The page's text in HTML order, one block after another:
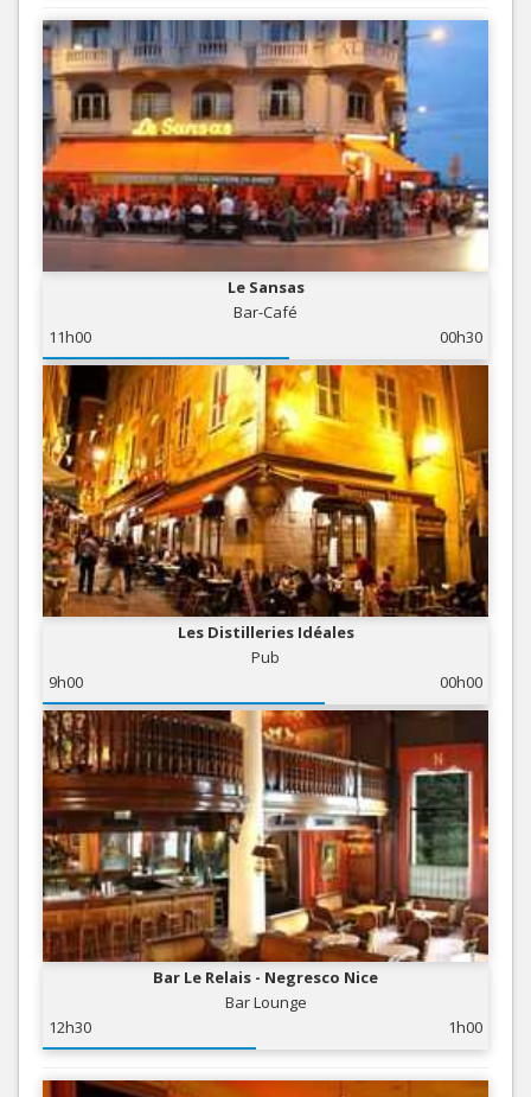
Le Sansas
Bar-Café
11h00
00h30
Les Distilleries Idéales
Pub
9h00
00h00
Bar Le Relais - Negresco Nice
Bar Lounge
12h30
1h00